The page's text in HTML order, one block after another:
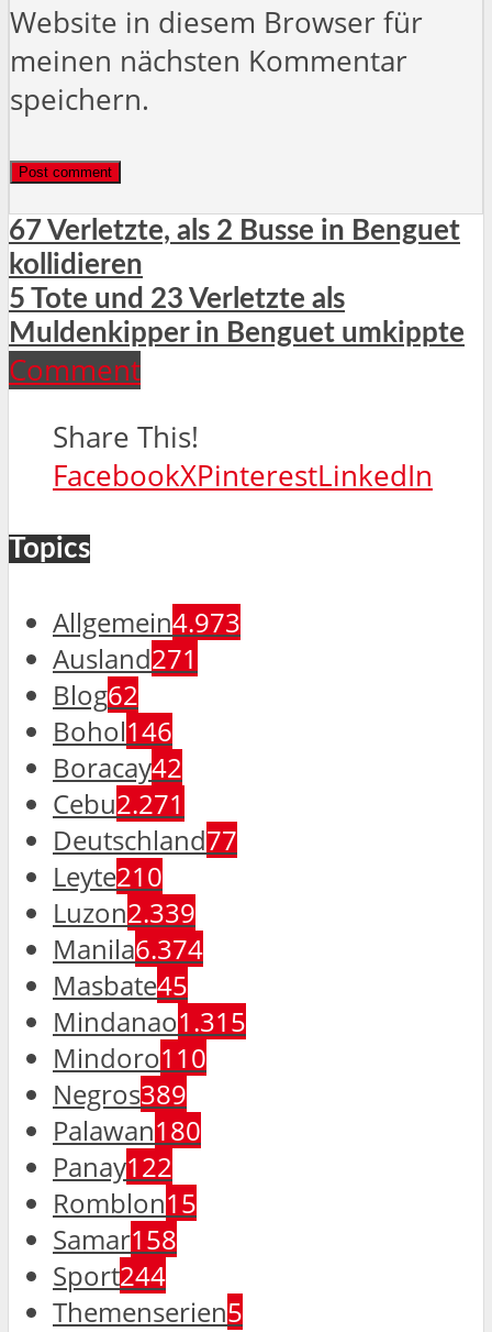
Website in diesem Browser für
meinen nächsten Kommentar
speichern.
67 Verletzte, als 2 Busse in Benguet
kollidieren
5 Tote und 23 Verletzte als
Muldenkipper in Benguet umkippte
Comment
Share This!
FacebookXPinterestLinkedIn
Topics
Allgemein4.973
Ausland271
Blog62
Bohol146
Boracay42
Cebu2.271
Deutschland77
Leyte210
Luzon2.339
Manila6.374
Masbate45
Mindanao1.315
Mindoro110
Negros389
Palawan180
Panay122
Romblon15
Samar158
Sport244
Themenserien5